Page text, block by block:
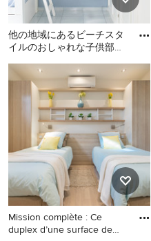
他の地域にあるビーチスタ
イルのおしゃれな子供部屋
他の地域にあるビーチスタ
イルのおしゃれな子供部屋
の写真
Mission complète : Ce
duplex d’une surface de